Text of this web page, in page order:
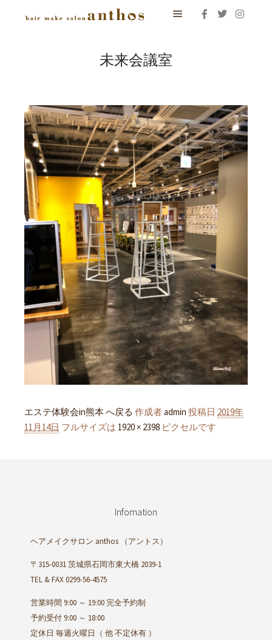
未来会議室
エステ体験会in熊本 へ戻る 作成者admin 投稿日 2019年
11月14日 フルサイズは 1920 × 2398 ピクセルです
Infomation
ヘアメイクサロン anthos （アントス）
〒315-0031 茨城県石岡市東大橋 2039-1
TEL & FAX 0299-56-4575
営業時間 9:00 ～ 19:00 完全予約制
予約受付 9:00 ～ 18:00
定休日 毎週火曜日（ 他 不定休有 ）